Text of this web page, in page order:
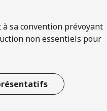
à sa convention prévoyant
non essentiels pour